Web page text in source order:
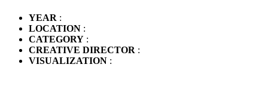
YEAR :
LOCATION :
CATEGORY :
CREATIVE DIRECTOR :
VISUALIZATION :